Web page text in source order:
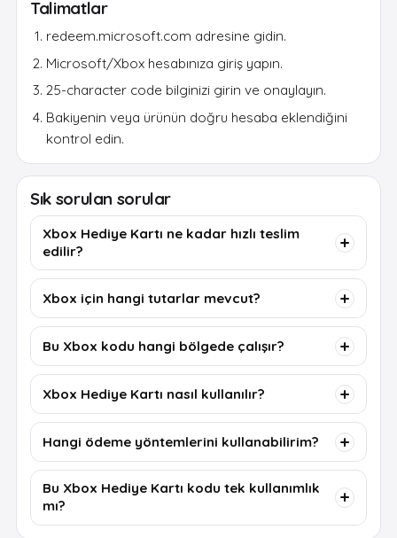
Talimatlar
redeem.microsoft.com adresine gidin.
Microsoft/Xbox hesabınıza giriş yapın.
25-character code bilginizi girin ve onaylayın.
Bakiyenin veya ürünün doğru hesaba eklendiğini
kontrol edin.
Sık sorulan sorular
Xbox Hediye Kartı ne kadar hızlı teslim
edilir?
Xbox için hangi tutarlar mevcut?
Bu Xbox kodu hangi bölgede çalışır?
Xbox Hediye Kartı nasıl kullanılır?
Hangi ödeme yöntemlerini kullanabilirim?
Bu Xbox Hediye Kartı kodu tek kullanımlık
mı?